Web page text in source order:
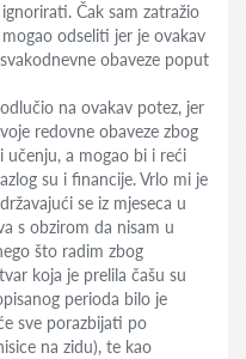
Čak sam zatražio
odseliti jer je ovakav
obaveze poput
na ovakav potez, jer
redovne obaveze zbog
učenju, a mogao bi i reći
su i financije. Vrlo mi je
se iz mjeseca u
s obzirom da nisam u
što radim zbog
koja je prelila čašu su
perioda bilo je
sve porazbijati po
na zidu), te kao